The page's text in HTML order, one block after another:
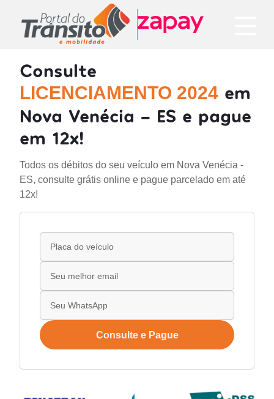
Consulte
LICENCIAMENTO 2024 em
Nova Venécia - ES e pague
em 12x!
Todos os débitos do seu veículo em Nova Venécia -
ES, consulte grátis online e pague parcelado em até
12x!
Consulte e Pague